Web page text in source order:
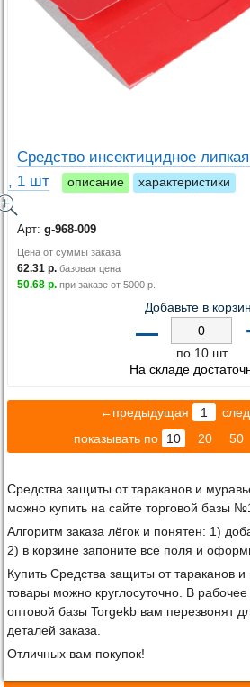
Средство инсектицидное
, 1 шт
описание характеристики
Арт:g-968-009
Цена от суммы заказа
62.31 р. базовая цена
50.68 р. при заказе от5000 р.
Добавьте в
–
по 10 шт
На складе
←предыдущая 1
показывать по
10 20 50
Средства защиты от тараканов и
можно купить на сайте торговой базы
Алгоритм заказа лёгок и понятен: 1)
2) в корзине запоните все поля и
Купить Средства защиты от тараканов
товары можно круглосуточно. В
оптовой базы Torgekb вам перезвонят
деталей заказа.
Отличных вам покупок!